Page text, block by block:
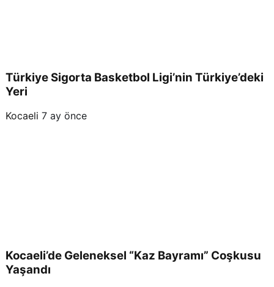
Türkiye Sigorta Basketbol Ligi’nin Türkiye’deki
Yeri
Kocaeli 7 ay önce
Kocaeli’de Geleneksel “Kaz Bayramı” Coşkusu
Yaşandı